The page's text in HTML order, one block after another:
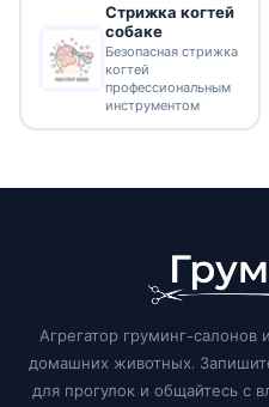
Стрижка когтей
собаке
Безопасная стрижка
когтей
профессиональным
инструментом
Агрегатор груминг-салонов
домашних животных.
для прогулок и общайтесь с